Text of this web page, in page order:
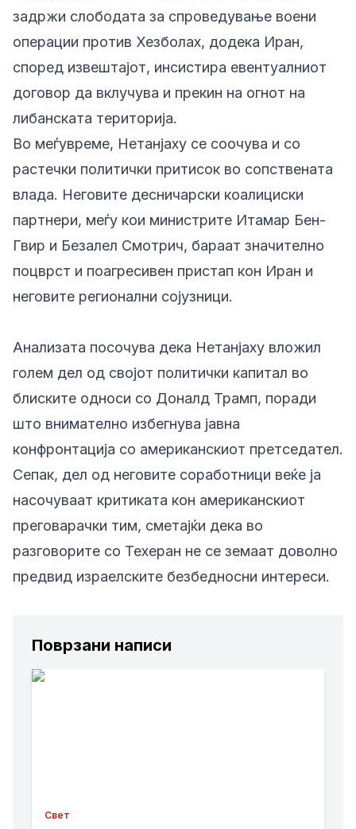
задржи слободата за спроведување воени
операции против Хезболах, додека Иран,
според извештајот, инсистира евентуалниот
договор да вклучува и прекин на огнот на
либанската територија.
Во меѓувреме, Нетанјаху се соочува и со
растечки политички притисок во сопствената
влада. Неговите десничарски коалициски
партнери, меѓу кои министрите Итамар Бен-
Гвир и Безалел Смотрич, бараат значително
поцврст и поагресивен пристап кон Иран и
неговите регионални сојузници.
Анализата посочува дека Нетанјаху вложил
голем дел од својот политички капитал во
блиските односи со Доналд Трамп, поради
што внимателно избегнува јавна
конфронтација со американскиот претседател.
Сепак, дел од неговите соработници веќе ја
насочуваат критиката кон американскиот
преговарачки тим, сметајќи дека во
разговорите со Техеран не се земаат доволно
предвид израелските безбедносни интереси.
Поврзани написи
Свет